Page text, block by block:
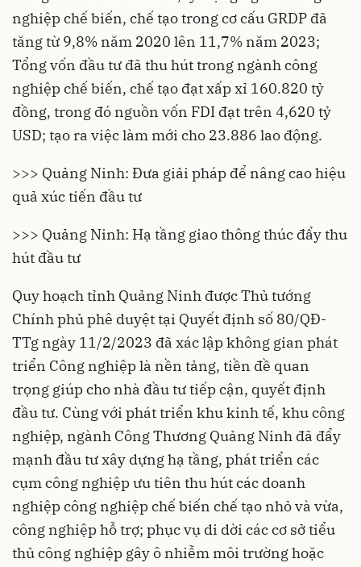
nghiệp chế biến, chế tạo trong cơ cấu GRDP đã
tăng từ 9,8% năm 2020 lên 11,7% năm 2023;
Tổng vốn đầu tư đã thu hút trong ngành công
nghiệp chế biến, chế tạo đạt xấp xỉ 160.820 tỷ
đồng, trong đó nguồn vốn FDI đạt trên 4,620 tỷ
USD; tạo ra việc làm mới cho 23.886 lao động.
>>> Quảng Ninh: Đưa giải pháp để nâng cao hiệu
quả xúc tiến đầu tư
>>> Quảng Ninh: Hạ tầng giao thông thúc đẩy thu
hút đầu tư
Quy hoạch tỉnh Quảng Ninh được Thủ tướng
Chính phủ phê duyệt tại Quyết định số 80/QĐ-
TTg ngày 11/2/2023 đã xác lập không gian phát
triển Công nghiệp là nền tảng, tiền đề quan
trọng giúp cho nhà đầu tư tiếp cận, quyết định
đầu tư. Cùng với phát triển khu kinh tế, khu công
nghiệp, ngành Công Thương Quảng Ninh đã đẩy
mạnh đầu tư xây dựng hạ tầng, phát triển các
cụm công nghiệp ưu tiên thu hút các doanh
nghiệp công nghiệp chế biến chế tạo nhỏ và vừa,
công nghiệp hỗ trợ; phục vụ di dời các cơ sở tiểu
thủ công nghiệp gây ô nhiễm môi trường hoặc